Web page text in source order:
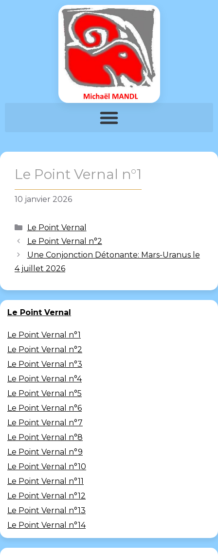
Le Point Vernal n°1
10 janvier 2026
Le Point Vernal
Le Point Vernal n°2
Une Conjonction Détonante: Mars-Uranus le
4 juillet 2026
Le Point Vernal
Le Point Vernal n°1
Le Point Vernal n°2
Le Point Vernal n°3
Le Point Vernal n°4
Le Point Vernal n°5
Le Point Vernal n°6
Le Point Vernal n°7
Le Point Vernal n°8
Le Point Vernal n°9
Le Point Vernal n°10
Le Point Vernal n°11
Le Point Vernal n°12
Le Point Vernal n°13
Le Point Vernal n°14